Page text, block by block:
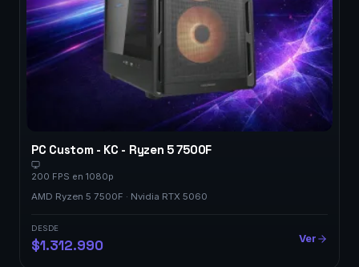
PC Custom - KC - Ryzen 5 7500F
200 FPS en 1080p
AMD Ryzen 5 7500F · Nvidia RTX 5060
DESDE
$1.312.990 Ver